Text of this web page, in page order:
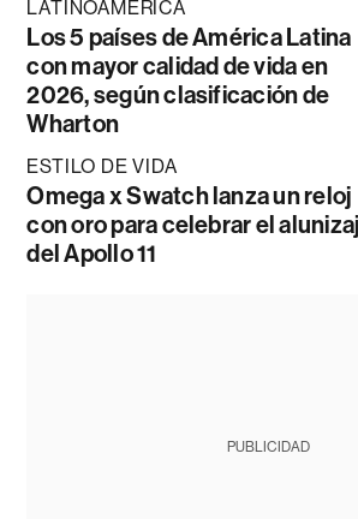
LATINOAMÉRICA
Los 5 países de América Latina
con mayor calidad de vida en
2026, según clasificación de
Wharton
ESTILO DE VIDA
Omega x Swatch lanza un reloj
con oro para celebrar el
del Apollo 11
PUBLICIDAD